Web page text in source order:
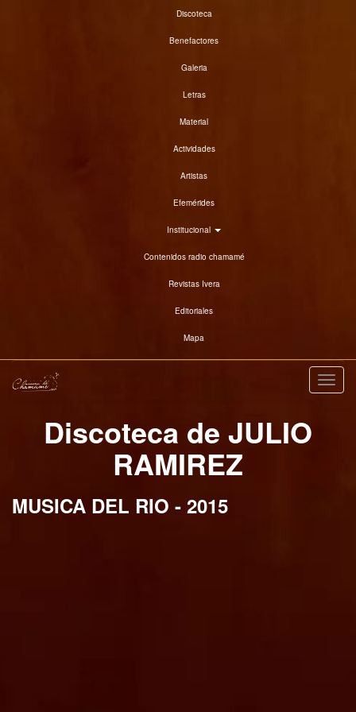
Discoteca
Benefactores
Galeria
Letras
Material
Actividades
Artistas
Efemérides
Institucional
Contenidos radio chamamé
Revistas Ivera
Editoriales
Mapa
Discoteca de JULIO
RAMIREZ
MUSICA DEL RIO - 2015